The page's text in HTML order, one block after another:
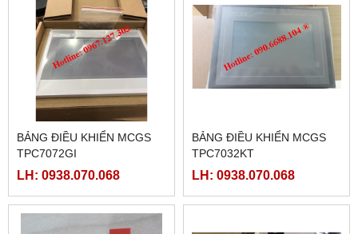
BẢNG ĐIỀU KHIỂN MCGS
TPC7072GI
LH: 0938.070.068
BẢNG ĐIỀU KHIỂN MCGS
TPC7032KT
LH: 0938.070.068